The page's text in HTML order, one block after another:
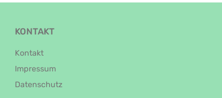
KONTAKT
Kontakt
Impressum
Datenschutz